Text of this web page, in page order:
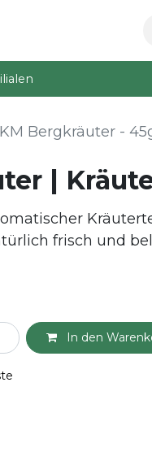
KM Bergkräuter -
|
frisch und
In den